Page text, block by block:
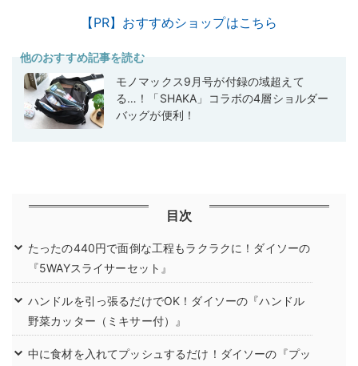
【PR】おすすめショップはこちら
他のおすすめ記事を読む
モノマックス9月号が付録の域超えて
る…！「SHAKA」コラボの4層ショルダー
バッグが便利！
目次
たったの440円で面倒な工程もラクラクに！ダイソーの
『5WAYスライサーセット』
ハンドルを引っ張るだけでOK！ダイソーの『ハンドル
野菜カッター（ミキサー付）』
中に食材を入れてプッシュするだけ！ダイソーの『プッ